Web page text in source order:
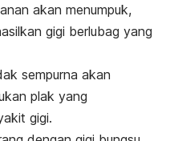
akan menumpuk,
gigi berlubag yang
sempurna akan
plak yang
gigi.